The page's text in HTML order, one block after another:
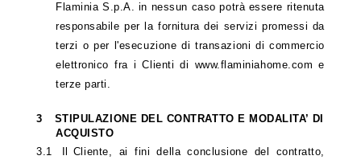
Flaminia S.p.A. in nessun caso potrà essere ritenuta
responsabile per la fornitura dei servizi promessi da
terzi o per l'esecuzione di transazioni di commercio
elettronico fra i Clienti di www.flaminiahome.com e
terze parti.
3
STIPULAZIONE DEL CONTRATTO E MODALITA’ DI
ACQUISTO
3.1
Cliente, ai fini della conclusione del contratto,